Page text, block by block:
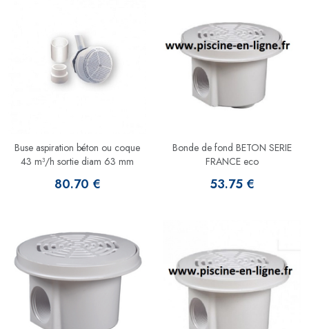
Buse aspiration béton ou coque
43 m³/h sortie diam 63 mm
80.70 €
Bonde de fond BETON SERIE
FRANCE eco
53.75 €